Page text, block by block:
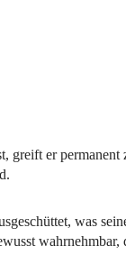
greift er permanent
was